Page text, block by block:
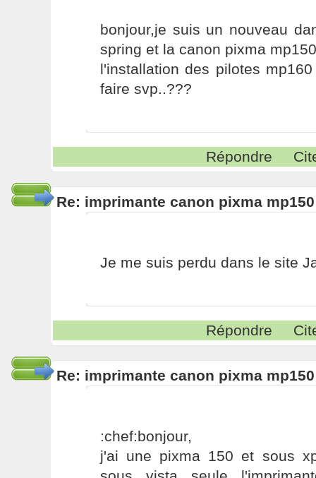
bonjour,je suis un nouveau
spring et la canon pixma mp150
l'installation des pilotes
faire svp..???
Répondre
Re: imprimante canon pixma mp150
Je me suis perdu dans le site
Répondre
Re: imprimante canon pixma mp150
:chef:bonjour,
j'ai une pixma 150 et sous